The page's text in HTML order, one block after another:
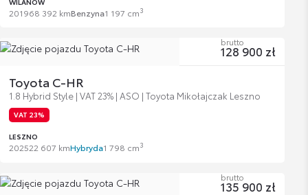
201968 392 kmBenzyna1 197 cm3
Toyota C-HR
1.8 Hybrid Style | VAT 23% | ASO | Toyota Mikołajczak Leszno
VAT 23%
LESZNO
202522 607 kmHybryda1 798 cm3
brutto
128 900 zł
brutto
135 900 zł